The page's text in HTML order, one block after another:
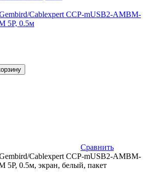
Cablexpert CCP-mUSB2-AMBM-
5P, 0.5м
Сравнить
Cablexpert CCP-mUSB2-AMBM-
5P, 0.5м, экран, белый, пакет